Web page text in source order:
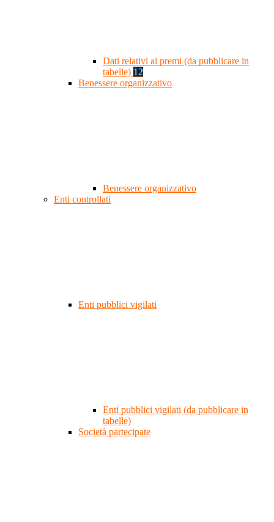
Dati relativi ai premi (da pubblicare in
tabelle) 12
Benessere organizzativo
Benessere organizzativo
Enti controllati
Enti pubblici vigilati
Enti pubblici vigilati (da pubblicare in
tabelle)
Società partecipate